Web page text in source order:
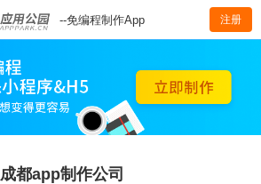
--免编程制作App 注册
成都app制作公司